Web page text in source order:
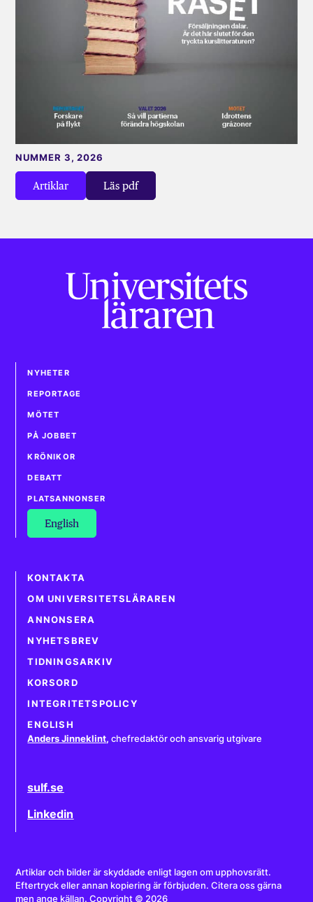
Artiklar Läs pdf
NUMMER 3, 2026
NYHETER
REPORTAGE
MÖTET
PÅ JOBBET
KRÖNIKOR
DEBATT
PLATSANNONSER
English
KONTAKTA
OM UNIVERSITETSLÄRAREN
ANNONSERA
NYHETSBREV
TIDNINGSARKIV
KORSORD
INTEGRITETSPOLICY
ENGLISH
Anders Jinneklint, chefredaktör och ansvarig utgivare
sulf.se
Linkedin
Artiklar och bilder är skyddade enligt lagen om upphovsrätt.
Eftertryck eller annan kopiering är förbjuden. Citera oss gärna
men ange källan. Copyright © 2026